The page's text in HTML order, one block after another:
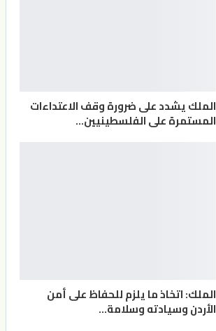
الملك يشدد على ضرورة وقف الاعتداءات
المستمرة على الفلسطينيين…
الملك: اتخاذ ما يلزم للحفاظ على أمن
الأردن وسيادته وسلامة…